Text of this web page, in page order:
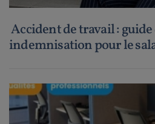
Accident de travail :
indemnisation pour le